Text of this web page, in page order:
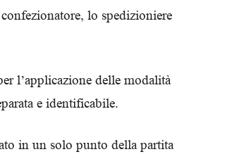
lo spedizioniere
l’applicazione delle modalità
e identificabile.
in un solo punto della partita